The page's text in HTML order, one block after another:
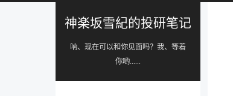
神楽坂雪紀的投研笔记
呐、现在可以和你见面吗？我、等着
你哟......